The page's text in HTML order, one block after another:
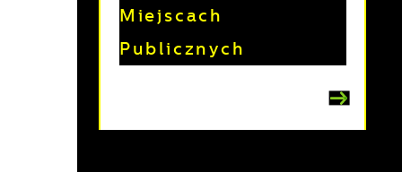
Miejscach
Publicznych